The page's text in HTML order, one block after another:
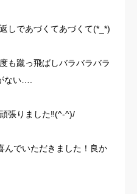
しであづくてあづくて(*_*)
も蹴っ飛ばしバラバラバラ
ない….
張りました‼️(^-^)/
んでいただきました！良か